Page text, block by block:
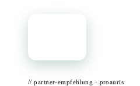
// partner-empfehlung · proauris